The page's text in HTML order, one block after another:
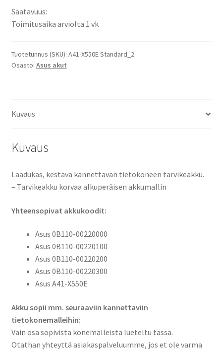
A450JF,
D451V,
F450JF,
F550D,
akku
Ion
14,4V
32Wh
0B110-
00220300,
A41-
X550E
määrä
Saatavuus:
Toimitusaika arviolta 1 vk
Tuotetunnus (SKU): A41-X550E Standard_2
Osasto: Asus akut
Kuvaus
Kuvaus
Laadukas, kestävä kannettavan tietokoneen tarvikeakku.
– Tarvikeakku korvaa alkuperäisen akkumallin
Yhteensopivat akkukoodit:
Asus 0B110-00220000
Asus 0B110-00220100
Asus 0B110-00220200
Asus 0B110-00220300
Asus A41-X550E
Akku sopii mm. seuraaviin kannettaviin
tietokonemalleihin:
Vain osa sopivista konemalleista lueteltu tässä.
Otathan yhteyttä asiakaspalveluumme, jos et ole varma